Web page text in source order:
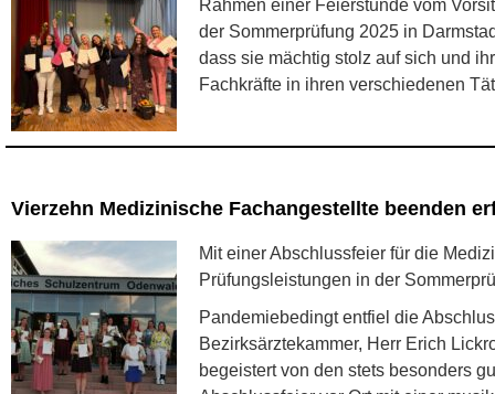
Rahmen einer Feierstunde vom
der Sommerprüfung 2025 in
dass sie mächtig stolz auf sich und
Fachkräfte in ihren verschiedenen
Vierzehn Medizinische Fachangestellte beenden
Mit einer Abschlussfeier für die
Prüfungsleistungen in der
Pandemiebedingt entfiel die
Bezirksärztekammer, Herr Erich
begeistert von den stets besonders